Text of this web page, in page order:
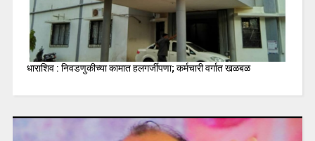
धाराशिव : निवडणुकीच्या कामात हलगर्जीपणा; कर्मचारी वर्गात खळबळ